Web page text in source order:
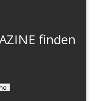
finden